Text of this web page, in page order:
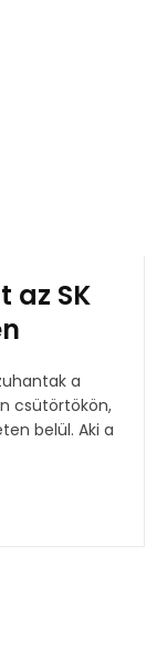
az SK
a
csütörtökön,
Aki a